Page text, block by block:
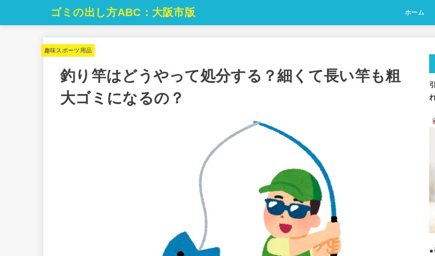
ゴミの出し方ABC：大阪市版 ホーム
趣味スポーツ用品
釣り竿はどうやって処分する？細くて長い竿も粗
大ゴミになるの？
●